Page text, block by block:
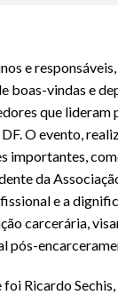
e
boas-vindas e
que lideram
O evento,
importantes,
da
e a
carcerária,
pós-
Ricardo Sechis,